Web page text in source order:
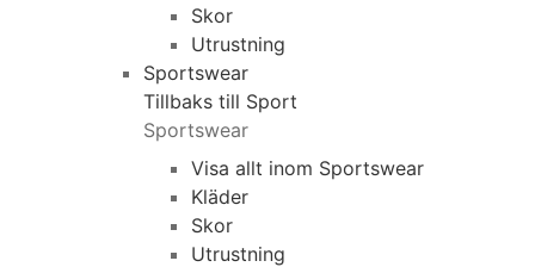
Skor
Utrustning
Sportswear
Tillbaks till Sport
Sportswear
Visa allt inom Sportswear
Kläder
Skor
Utrustning